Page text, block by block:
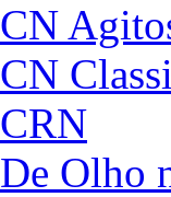
CN
CN
CRN
De Olho